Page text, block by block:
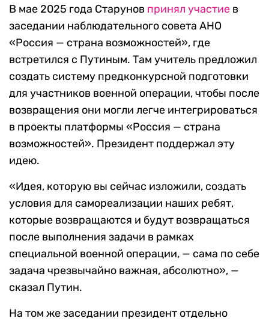
В мае 2025 года Старунов принял участие в
заседании наблюдательного совета АНО
«Россия — страна возможностей», где
встретился с Путиным. Там учитель предложил
создать систему предконкурсной подготовки
для участников военной операции, чтобы после
возвращения они могли легче интегрироваться
в проекты платформы «Россия — страна
возможностей». Президент поддержал эту
идею.
«Идея, которую вы сейчас изложили, создать
условия для самореализации наших ребят,
которые возвращаются и будут возвращаться
после выполнения задачи в рамках
специальной военной операции, — сама по себе
задача чрезвычайно важная, абсолютно», —
сказал Путин.
На том же заседании президент отдельно